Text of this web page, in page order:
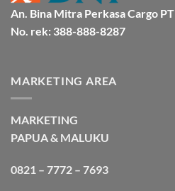
An. Bina Mitra Perkasa Cargo PT
No. rek: 388-888-8287
MARKETING AREA
MARKETING
PAPUA & MALUKU
0821 – 7772 – 7693